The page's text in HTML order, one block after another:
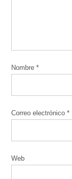
Nombre*
Correo electrónico*
Web